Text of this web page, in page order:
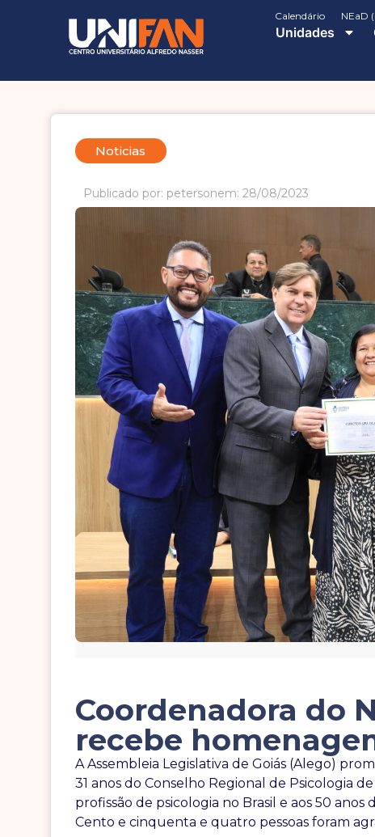
Calendário NEaD
Unidades
Noticias
Publicado por: petersonem: 28/08/2023
Coordenadora do
recebe
A Assembleia Legislativa de Goiás (Alego)
31 anos do Conselho Regional de Psicologia
profissão de psicologia no Brasil e aos 50
Cento e cinquenta e quatro pessoas foram